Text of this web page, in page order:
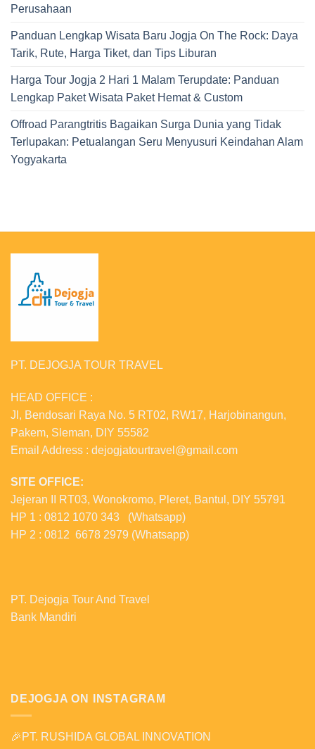
Perusahaan
Panduan Lengkap Wisata Baru Jogja On The Rock: Daya
Tarik, Rute, Harga Tiket, dan Tips Liburan
Harga Tour Jogja 2 Hari 1 Malam Terupdate: Panduan
Lengkap Paket Wisata Paket Hemat & Custom
Offroad Parangtritis Bagaikan Surga Dunia yang Tidak
Terlupakan: Petualangan Seru Menyusuri Keindahan Alam
Yogyakarta
PT. DEJOGJA TOUR TRAVEL
HEAD OFFICE :
Jl, Bendosari Raya No. 5 RT02, RW17, Harjobinangun,
Pakem, Sleman, DIY 55582
Email Address : dejogjatourtravel@gmail.com
SITE OFFICE:
Jejeran II RT03, Wonokromo, Pleret, Bantul, DIY 55791
HP 1 : 0812 1070 343 (Whatsapp)
HP 2 : 0812 6678 2979 (Whatsapp)
PT. Dejogja Tour And Travel
Bank Mandiri
DEJOGJA ON INSTAGRAM
🎉PT. RUSHIDA GLOBAL INNOVATION